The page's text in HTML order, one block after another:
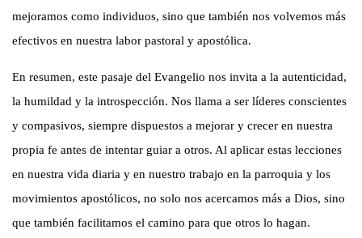
mejoramos como individuos, sino que también nos volvemos más
efectivos en nuestra labor pastoral y apostólica.
En resumen, este pasaje del Evangelio nos invita a la autenticidad,
la humildad y la introspección. Nos llama a ser líderes conscientes
y compasivos, siempre dispuestos a mejorar y crecer en nuestra
propia fe antes de intentar guiar a otros. Al aplicar estas lecciones
en nuestra vida diaria y en nuestro trabajo en la parroquia y los
movimientos apostólicos, no solo nos acercamos más a Dios, sino
que también facilitamos el camino para que otros lo hagan.